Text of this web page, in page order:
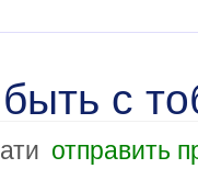
с
отправить